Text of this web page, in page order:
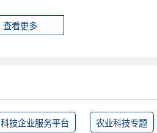
查看更多
科技企业服务平台 农业科技专题